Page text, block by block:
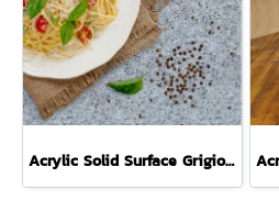
Acrylic Solid Surface Grigio S110 หินสังเคราะห์สสีเทา